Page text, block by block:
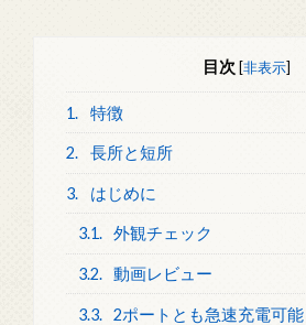
目次 [非表示]
1. 特徴
2. 長所と短所
3. はじめに
3.1. 外観チェック
3.2. 動画レビュー
3.3. 2ポートとも急速充電可能